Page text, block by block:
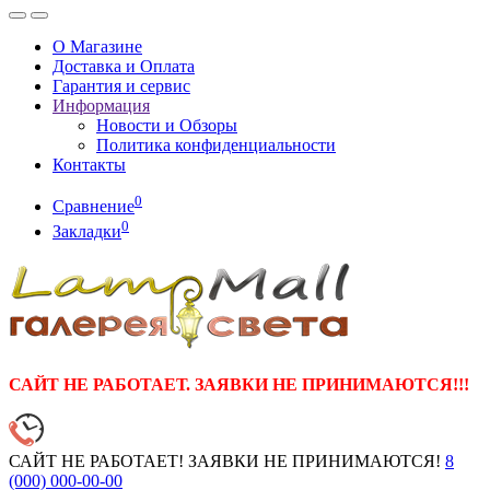
О Магазине
Доставка и Оплата
Гарантия и сервис
Информация
Новости и Обзоры
Политика конфиденциальности
Контакты
Сравнение0
Закладки0
САЙТ НЕ РАБОТАЕТ. ЗАЯВКИ НЕ ПРИНИМАЮТСЯ!!!
САЙТ НЕ РАБОТАЕТ! ЗАЯВКИ НЕ ПРИНИМАЮТСЯ! 8
(000) 000-00-00